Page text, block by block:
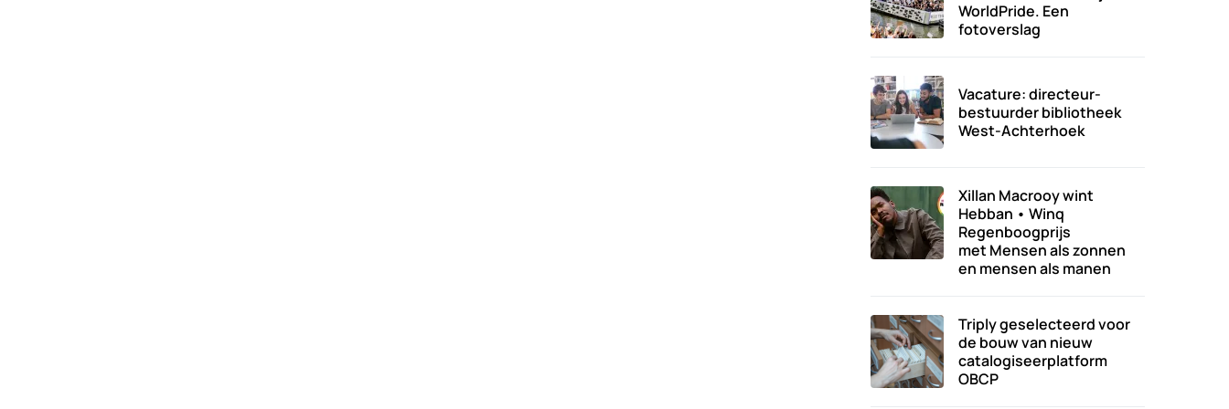
WorldPride. Een
fotoverslag
Vacature: directeur-
bestuurder bibliotheek
West-Achterhoek
Xillan Macrooy wint
Hebban • Winq
Regenboogprijs
met Mensen als zonnen
en mensen als manen
Triply geselecteerd voor
de bouw van nieuw
catalogiseerplatform
OBCP